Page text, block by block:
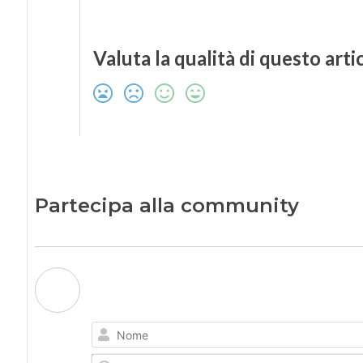
Valuta la qualità di questo
Partecipa alla community